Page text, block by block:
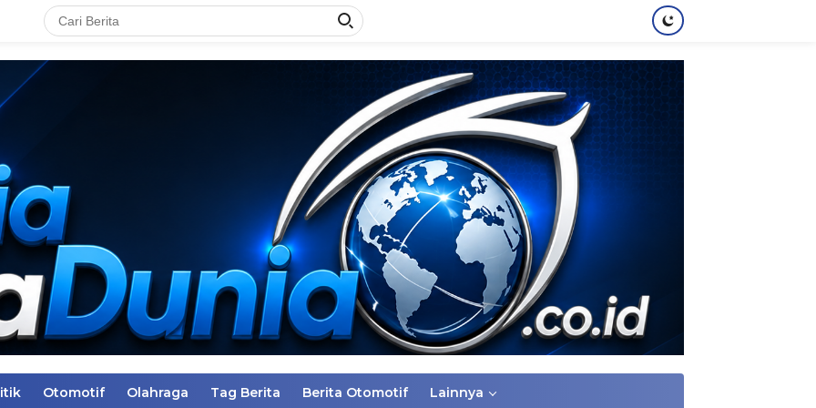
Otomotif Olahraga Tag Berita Berita Otomotif Lainnya